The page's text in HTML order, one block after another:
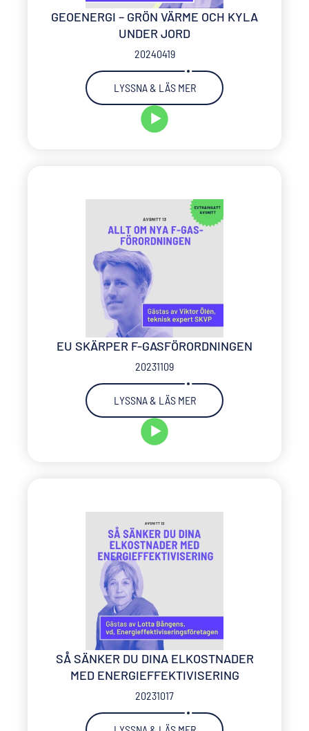
GEOENERGI – GRÖN VÄRME OCH KYLA
UNDER JORD
20240419
LYSSNA & LÄS MER
EU SKÄRPER F-GASFÖRORDNINGEN
20231109
LYSSNA & LÄS MER
SÅ SÄNKER DU DINA ELKOSTNADER
MED ENERGIEFFEKTIVISERING
20231017